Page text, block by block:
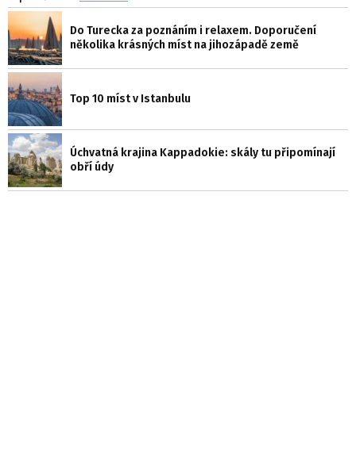
Do Turecka za poznáním i relaxem. Doporučení
několika krásných míst na jihozápadě země
Top 10 míst v Istanbulu
Úchvatná krajina Kappadokie: skály tu připomínají
obří údy